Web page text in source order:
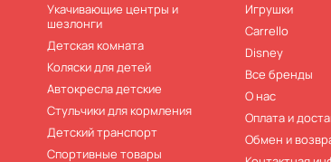
Укачивающие центры и
шезлонги
Детская комната
Коляски для детей
Автокресла детские
Стульчики для кормления
Детский транспорт
Спортивные товары
Игрушки
Carrello
Disney
Все бренды
О нас
Оплата и
Обмен и